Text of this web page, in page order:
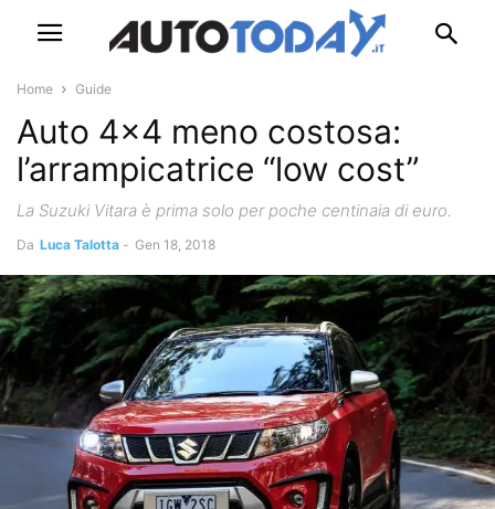
Home Guide
Auto 4×4 meno costosa:
l’arrampicatrice “low cost”
La Suzuki Vitara è prima solo per poche centinaia di euro.
Da Luca Talotta - Gen 18, 2018